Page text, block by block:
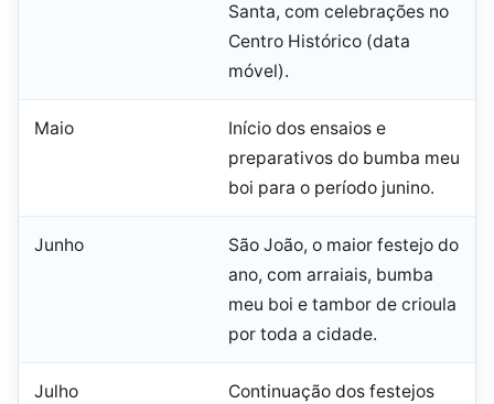
Santa, com celebrações no
Centro Histórico (data
móvel).
Maio
Início dos ensaios e
preparativos do bumba meu
boi para o período junino.
Junho
São João, o maior festejo do
ano, com arraiais, bumba
meu boi e tambor de crioula
por toda a cidade.
Julho
Continuação dos festejos